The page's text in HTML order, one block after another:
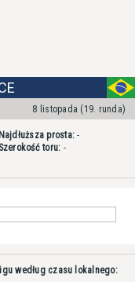
8 listopada (19. runda)
Najdłuższa prosta: -
Szerokość toru: -
według czasu lokalnego: